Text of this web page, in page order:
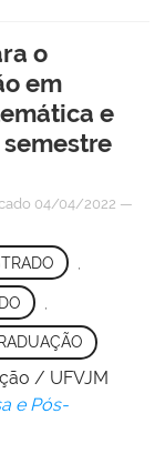
o
em
e
04/04/2022 —
/ UFVJM
e Pós-